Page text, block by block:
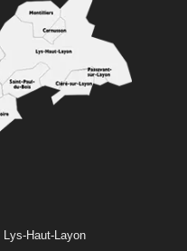
Lys-Haut-Layon